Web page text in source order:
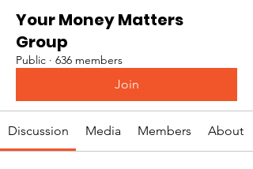
Your Money Matters
Group
Public · 636 members
Join
Discussion Media Members About